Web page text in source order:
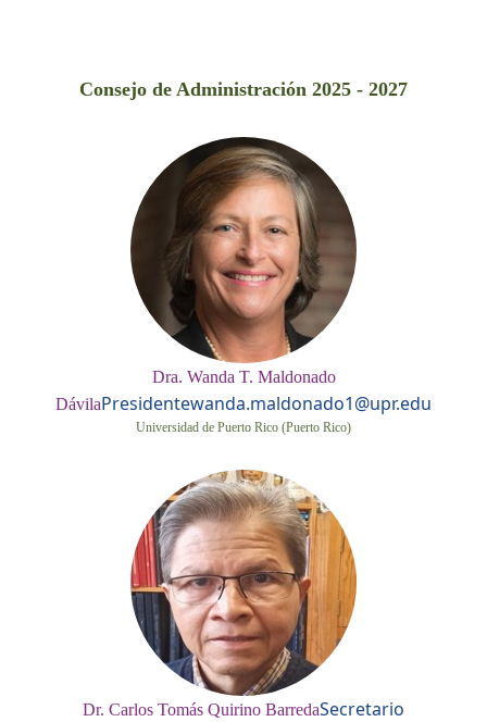
Consejo de Administración 2025 - 2027
Dra. Wanda T. Maldonado
DávilaPresidentewanda.maldonado1@upr.edu
Universidad de Puerto Rico (Puerto Rico)
Dr. Carlos Tomás Quirino BarredaSecretario